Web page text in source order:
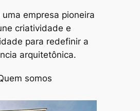
uma empresa pioneira
criatividade e
para redefinir a
arquitetônica.
somos